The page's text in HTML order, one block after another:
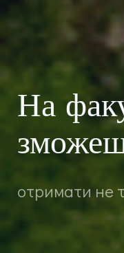
На
отримати не